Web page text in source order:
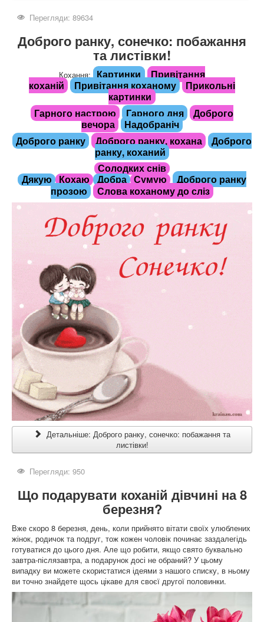
Перегляди: 89634
Доброго ранку, сонечко: побажання
та листівки!
Кохання: Картинки
Привітання
коханій
Привітання коханому
Прикольні
картинки
Гарного настрою
Гарного дня
Доброго
вечора
Надобраніч
Доброго ранку
Доброго ранку, кохана
Доброго
ранку, коханий
Солодких снів
Дякую
Кохаю Добра Сумую
Доброго ранку
прозою
Слова коханому до сліз
Детальніше: Доброго ранку, сонечко: побажання та
листівки!
Перегляди: 950
Що подарувати коханій дівчині на 8
березня?
Вже скоро 8 березня, день, коли прийнято вітати своїх улюблених
жінок, родичок та подруг, тож кожен чоловік починає заздалегідь
готуватися до цього дня. Але що робити, якщо свято буквально
завтра-післязавтра, а подарунок досі не обраний? У цьому
випадку ви можете скористатися ідеями з нашого списку, в ньому
ви точно знайдете щось цікаве для своєї другої половинки.